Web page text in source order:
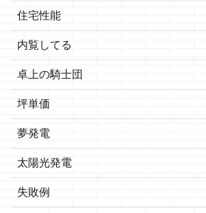
住宅性能
内覧してる
卓上の騎士団
坪単価
夢発電
太陽光発電
失敗例